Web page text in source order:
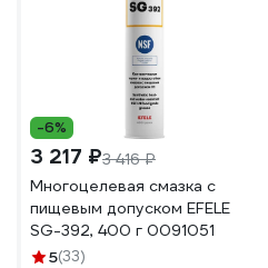
-6%
3 217 ₽3 416 ₽
Многоцелевая смазка с
пищевым допуском EFELE
SG-392, 400 г 0091051
5(33)